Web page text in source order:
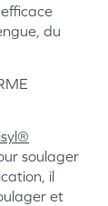
du
soulager
il
et